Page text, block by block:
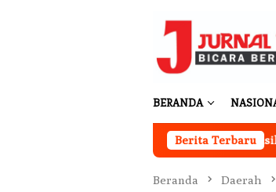
BERANDA
Berita Terbaru
Merah Putih Desa Sukakarya Masih
Beranda Daerah